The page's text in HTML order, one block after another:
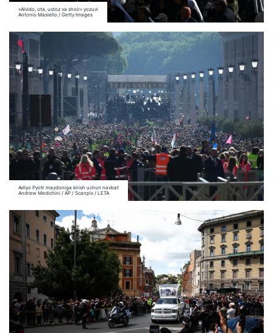
«Alvido, ota, ustoz va shoir» yozuvi
Antonio Masiello / Getty Images
Avliyo Pyotr maydoniga kirish uchun navbat
Andrew Medichini / AP / Scanpix / LETA